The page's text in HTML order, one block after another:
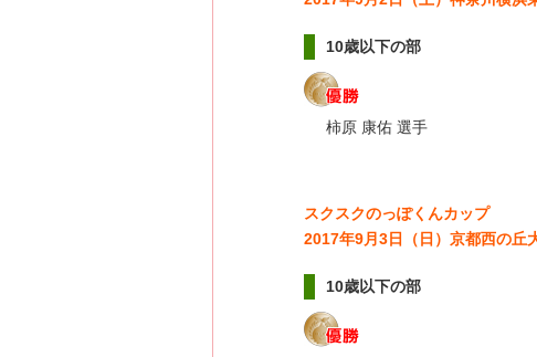
10歳以下の部
柿原 康佑 選手
スクスクのっぽくんカップ
2017年9月3日（日）京都西の丘
10歳以下の部